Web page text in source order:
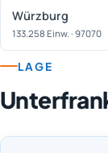
Würzburg
133.258 Einw. · 97070
LAGE